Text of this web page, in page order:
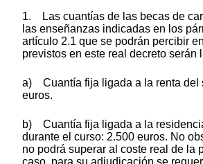
1. Las cuantías de las becas de
las enseñanzas indicadas en los
artículo 2.1 que se podrán percibir
previstos en este real decreto serán
a) Cuantía fija ligada a la renta del
euros.
b) Cuantía fija ligada a la
durante el curso: 2.500 euros. No
no podrá superar al coste real de la
caso, para su adjudicación se